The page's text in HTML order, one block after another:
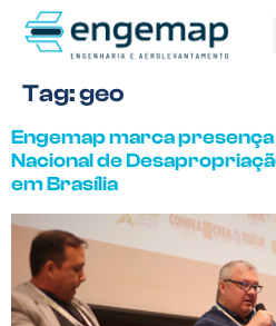
Tag:geo
Engemap marca presença
Nacional de
em Brasília